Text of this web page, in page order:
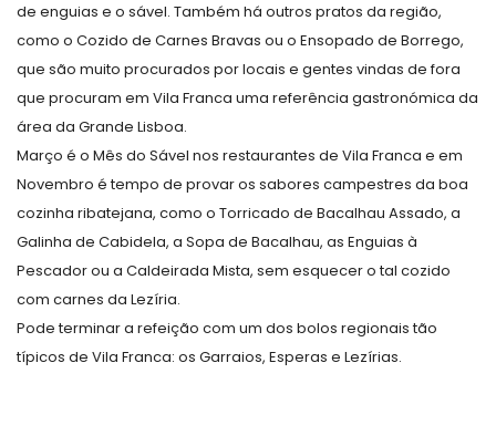
de enguias e o sável. Também há outros pratos da região,
como o Cozido de Carnes Bravas ou o Ensopado de Borrego,
que são muito procurados por locais e gentes vindas de fora
que procuram em Vila Franca uma referência gastronómica da
área da Grande Lisboa.
Março é o Mês do Sável nos restaurantes de Vila Franca e em
Novembro é tempo de provar os sabores campestres da boa
cozinha ribatejana, como o Torricado de Bacalhau Assado, a
Galinha de Cabidela, a Sopa de Bacalhau, as Enguias à
Pescador ou a Caldeirada Mista, sem esquecer o tal cozido
com carnes da Lezíria.
Pode terminar a refeição com um dos bolos regionais tão
típicos de Vila Franca: os Garraios, Esperas e Lezírias.